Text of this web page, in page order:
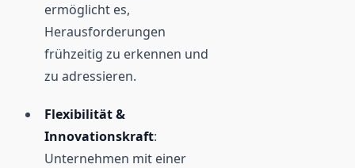
ermöglicht es,
Herausforderungen
frühzeitig zu erkennen und
zu adressieren.
Flexibilität &
Innovationskraft:
Unternehmen mit einer